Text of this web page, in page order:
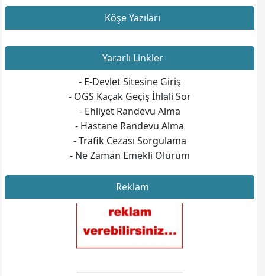
Köşe Yazıları
Yararlı Linkler
- E-Devlet Sitesine Giriş
- OGS Kaçak Geçiş İhlali Sor
- Ehliyet Randevu Alma
- Hastane Randevu Alma
- Trafik Cezası Sorgulama
- Ne Zaman Emekli Olurum
Reklam